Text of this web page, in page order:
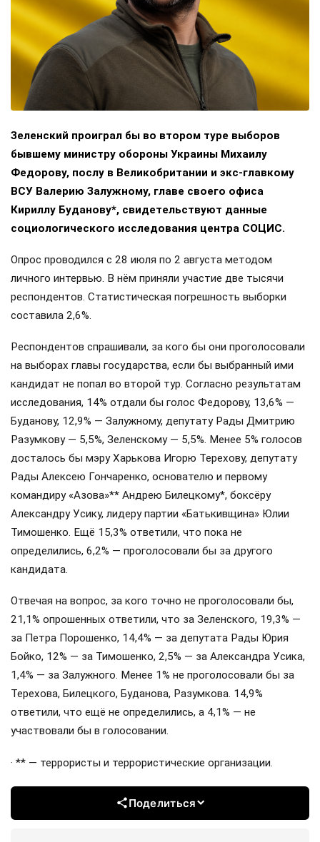
Зеленский проиграл бы во втором туре выборов
бывшему министру обороны Украины Михаилу
Федорову, послу в Великобритании и экс-главкому
ВСУ Валерию Залужному, главе своего офиса
Кириллу Буданову*, свидетельствуют данные
социологического исследования центра СОЦИС.
Опрос проводился с 28 июля по 2 августа методом
личного интервью. В нём приняли участие две тысячи
респондентов. Статистическая погрешность выборки
составила 2,6%.
Респондентов спрашивали, за кого бы они проголосовали
на выборах главы государства, если бы выбранный ими
кандидат не попал во второй тур. Согласно результатам
исследования, 14% отдали бы голос Федорову, 13,6% —
Буданову, 12,9% — Залужному, депутату Рады Дмитрию
Разумкову — 5,5%, Зеленскому — 5,5%. Менее 5% голосов
досталось бы мэру Харькова Игорю Терехову, депутату
Рады Алексею Гончаренко, основателю и первому
командиру «Азова»** Андрею Билецкому*, боксёру
Александру Усику, лидеру партии «Батькивщина» Юлии
Тимошенко. Ещё 15,3% ответили, что пока не
определились, 6,2% — проголосовали бы за другого
кандидата.
Отвечая на вопрос, за кого точно не проголосовали бы,
21,1% опрошенных ответили, что за Зеленского, 19,3% —
за Петра Порошенко, 14,4% — за депутата Рады Юрия
Бойко, 12% — за Тимошенко, 2,5% — за Александра Усика,
1,4% — за Залужного. Менее 1% не проголосовали бы за
Терехова, Билецкого, Буданова, Разумкова. 14,9%
ответили, что ещё не определились, а 4,1% — не
участвовали бы в голосовании.
· ** — террористы и террористические организации.
Поделиться